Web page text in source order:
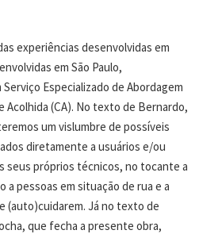
experiências desenvolvidas em
em São Paulo,
Especializado de Abordagem
Acolhida (CA). No texto de Bernardo,
um vislumbre de possíveis
diretamente a usuários e/ou
seus próprios técnicos, no tocante a
a pessoas em situação de rua e a
(auto)cuidarem. Já no texto de
que fecha a presente obra,